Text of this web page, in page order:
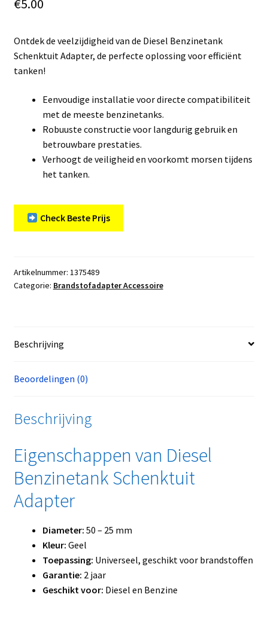
€5.00
Ontdek de veelzijdigheid van de Diesel Benzinetank
Schenktuit Adapter, de perfecte oplossing voor efficiënt
tanken!
Eenvoudige installatie voor directe compatibiliteit
met de meeste benzinetanks.
Robuuste constructie voor langdurig gebruik en
betrouwbare prestaties.
Verhoogt de veiligheid en voorkomt morsen tijdens
het tanken.
Check Beste Prijs
Artikelnummer: 1375489
Categorie: Brandstofadapter Accessoire
Beschrijving
Beoordelingen (0)
Beschrijving
Eigenschappen van Diesel
Benzinetank Schenktuit
Adapter
Diameter: 50 – 25 mm
Kleur: Geel
Toepassing: Universeel, geschikt voor brandstoffen
Garantie: 2 jaar
Geschikt voor: Diesel en Benzine